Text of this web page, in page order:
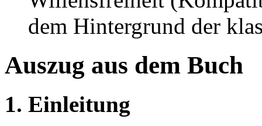
dem Hintergrund der
Auszug aus dem Buch
1. Einleitung